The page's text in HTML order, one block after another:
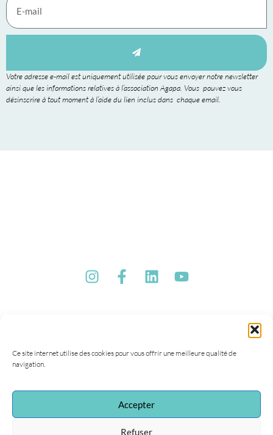
Ce site internet utilise des cookies pour vous offrir une meilleure qualité de
navigation.
Accepter
Refuser
Votre adresse e-mail est uniquement utilisée pour vous envoyer notre newsletter
ainsi que les informations relatives à l’association Agapa. Vous pouvez vous
désinscrire à tout moment à l’aide du lien inclus dans chaque email.